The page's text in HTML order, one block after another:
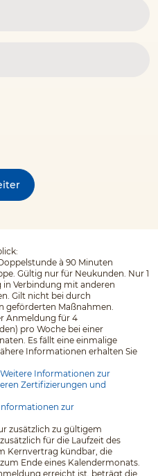
à 90 Minuten
Gültig nur für Neukunden. Nur 1
Verbindung mit anderen
Gilt nicht bei durch
geförderten Maßnahmen.
Anmeldung für 4
pro Woche bei einer
Es fällt eine einmalige
Informationen erhalten Sie
Weitere Informationen zur
Zertifizierungen und
zur
zusätzlich zu gültigem
für die Laufzeit des
Kernvertrag kündbar, die
Ende eines Kalendermonats.
erreicht ist, beträgt die